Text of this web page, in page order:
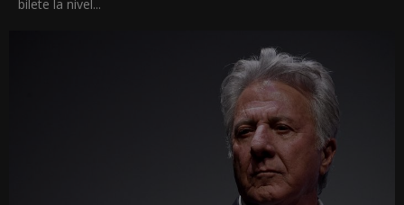
bilete la nivel...